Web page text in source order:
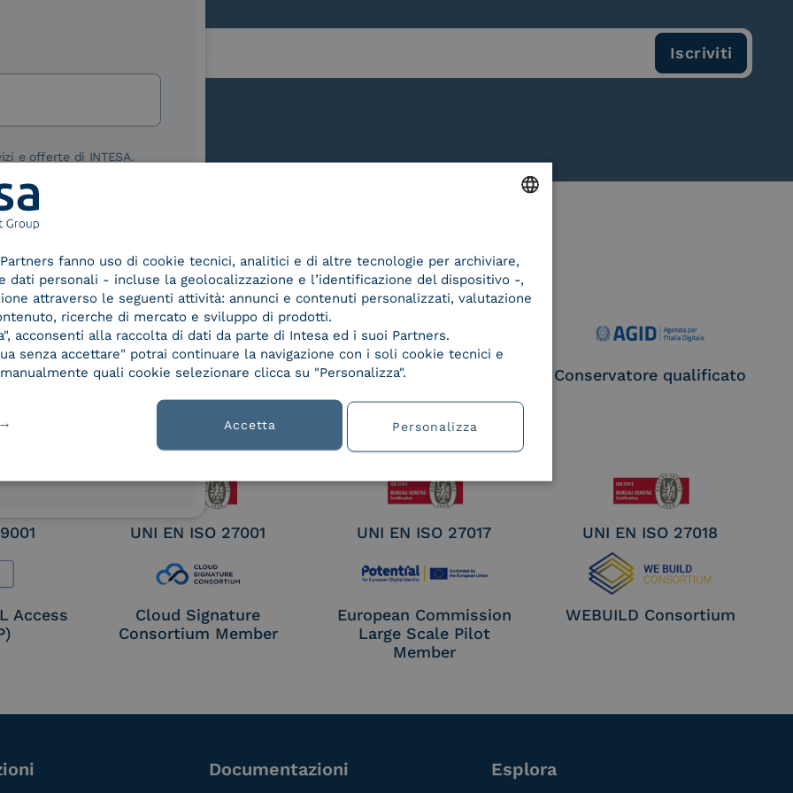
Trust
/
Service Provider e
Service Provider e
Conservatore qualificato
UNI EN ISO 27001 UNI EN ISO 27017 UNI EN ISO 27018
Access
Cloud Signature
Consortium Member
European Commission
Large Scale Pilot
Member
WEBUILD Consortium
e offerte di INTESA.
di INTESA.
inviando una e-mail
se non si desidera ricevere
facendo clic sul
e-mail.
nelle Norme di tutela della
di aver letto e compreso
Documentazioni Esplora
ITALIAN
fanno uso di cookie tecnici, analitici e di altre tecnologie per archiviare,
dati personali - incluse la geolocalizzazione e l’identificazione del dispositivo -,
attraverso le seguenti attività: annunci e contenuti personalizzati, valutazione
ricerche di mercato e sviluppo di prodotti.
acconsenti alla raccolta di dati da parte di Intesa ed i suoi Partners.
senza accettare" potrai continuare la navigazione con i soli cookie tecnici e
quali cookie selezionare clicca su "Personalizza".
Accetta Personalizza